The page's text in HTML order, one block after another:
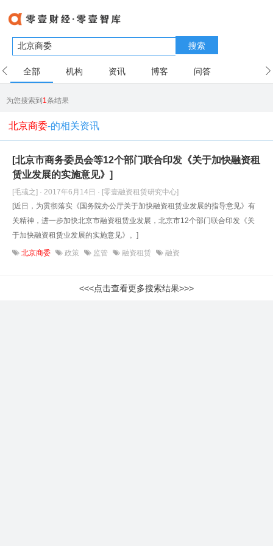
搜索
全部 机构 资讯 博客 问答
为您搜索到1条结果
北京商委-的相关资讯
[北京市商务委员会等12个部门联合印发《关于加快融资租
赁业发展的实施意见》]
[毛彧之] · 2017年6月14日 · [零壹融资租赁研究中心]
[近日，为贯彻落实《国务院办公厅关于加快融资租赁业发展的指导意见》有
关精神，进一步加快北京市融资租赁业发展，北京市12个部门联合印发《关
于加快融资租赁业发展的实施意见》。]
北京商委 政策 监管 融资租赁 融资
<<<点击查看更多搜索结果>>>